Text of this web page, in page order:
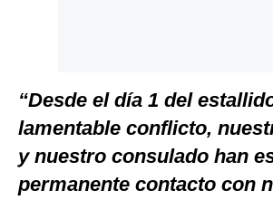
“Desde el día 1 del
lamentable conflicto,
y nuestro consulado han
permanente contacto con